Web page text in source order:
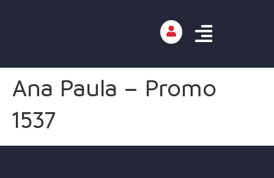
Ana Paula – Promo
1537